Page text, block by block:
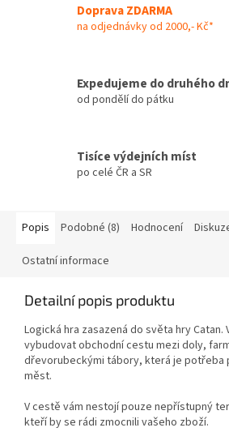
Doprava ZDARMA
na odjednávky od 2000,- Kč*
Expedujeme do druhého
od pondělí do pátku
Tisíce výdejních míst
po celé ČR a SR
Popis Podobné (8) Hodnocení
Ostatní informace
Detailní popis produktu
Logická hra zasazená do světa hry Catan.
vybudovat obchodní cestu mezi doly,
dřevorubeckými tábory, která je potřeba
měst.
V cestě vám nestojí pouze nepřístupný
kteří by se rádi zmocnili vašeho zboží.